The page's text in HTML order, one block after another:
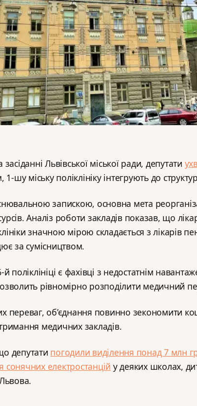
Львівської міської ради, депутати
1-шу міську поліклініку інтегрують до
запискою, основна мета
Аналіз роботи закладів показав, що
значною мірою складається з лікарів
за сумісництвом.
й поліклініці є фахівці з недостатнім
рівномірно розподілити медичний
переваг, об’єднання повинно зекономити
медичних закладів.
депутати погодили виділення понад 7 млн
сонячних електростанцій у деяких школах,